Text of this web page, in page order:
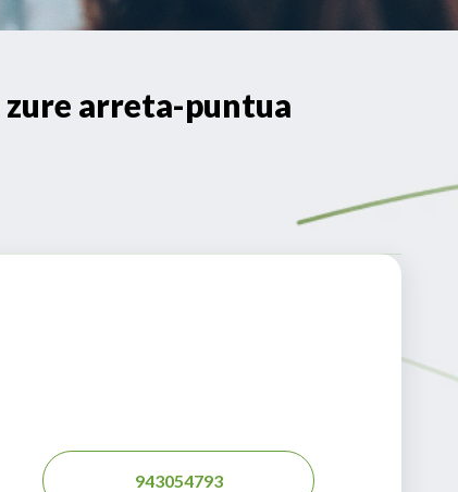
zure arreta-puntua
943054793